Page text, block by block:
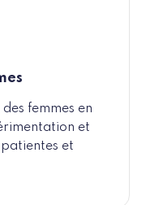
femmes en
et
et